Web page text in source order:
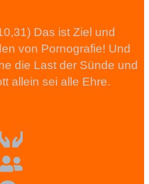
Das ist Ziel und
von Pornografie! Und
die Last der Sünde und
allein sei alle Ehre.